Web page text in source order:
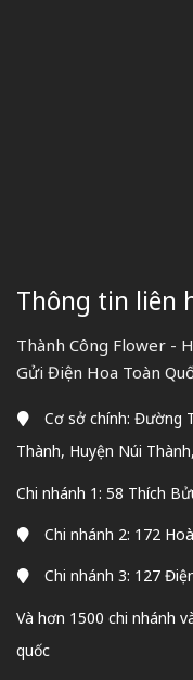
Thông tin liên
Thành Công Flower -
Gửi Điện Hoa Toàn
Cơ sở chính: Đường
Thành, Huyện Núi
Chi nhánh 1: 58 Thích
Chi nhánh 2: 172
Chi nhánh 3: 127
Và hơn 1500 chi nhánh
quốc